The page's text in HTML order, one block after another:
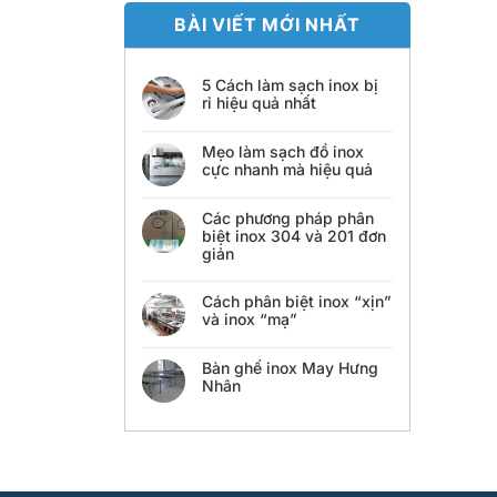
BÀI VIẾT MỚI NHẤT
5 Cách làm sạch inox bị
rỉ hiệu quả nhất
Mẹo làm sạch đồ inox
cực nhanh mà hiệu quả
Các phương pháp phân
biệt inox 304 và 201 đơn
giản
Cách phân biệt inox “xịn”
và inox “mạ”
Bàn ghế inox May Hưng
Nhân